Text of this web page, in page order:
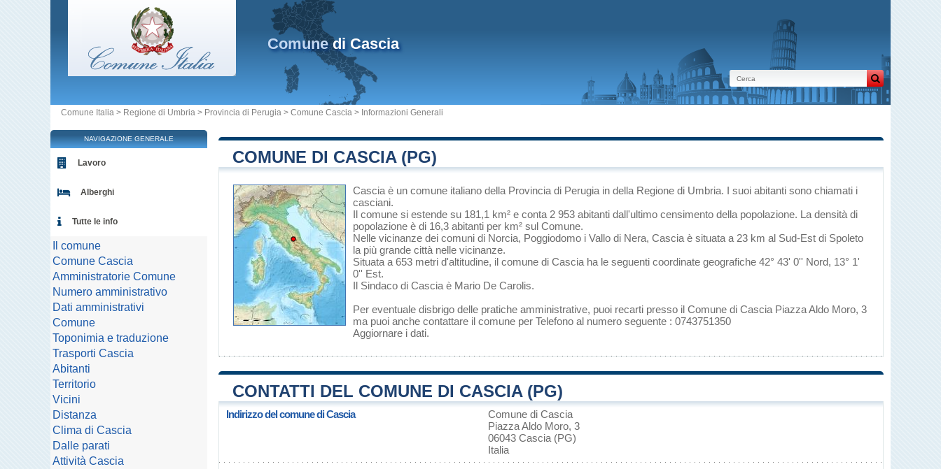
Comunedi Cascia
Comune Italia > Regione di Umbria > Provincia di Perugia > Comune Cascia > Informazioni Generali
COMUNE DI CASCIA (PG)
Cascia è un comune italiano della Provincia di Perugia in della Regione di Umbria. I suoi abitanti sono chiamati i
casciani.
Il comune si estende su 181,1 km² e conta 2 953 abitanti dall'ultimo censimento della popolazione. La densità di
popolazione è di 16,3 abitanti per km² sul Comune.
Nelle vicinanze dei comuni di Norcia, Poggiodomo i Vallo di Nera, Cascia è situata a 23 km al Sud-Est di Spoleto
la più grande città nelle vicinanze.
Situata a 653 metri d'altitudine, il comune di Cascia ha le seguenti coordinate geografiche 42° 43' 0'' Nord, 13° 1'
0'' Est.
Il Sindaco di Cascia è Mario De Carolis.
Per eventuale disbrigo delle pratiche amministrative, puoi recarti presso il Comune di Cascia Piazza Aldo Moro, 3
ma puoi anche contattare il comune per Telefono al numero seguente : 0743751350
Aggiornare i dati.
CONTATTI DEL COMUNE DI CASCIA (PG)
Indirizzo del comune di Cascia
Comune di Cascia
Piazza Aldo Moro, 3
06043 Cascia (PG)
Italia
NAVIGAZIONE GENERALE
Lavoro
Alberghi
Tutte le info
Il comune
Comune Cascia
Amministratorie Comune
Numero amministrativo
Dati amministrativi
Comune
Toponimia e traduzione
Trasporti Cascia
Abitanti
Territorio
Vicini
Distanza
Clima di Cascia
Dalle parati
Attività Cascia